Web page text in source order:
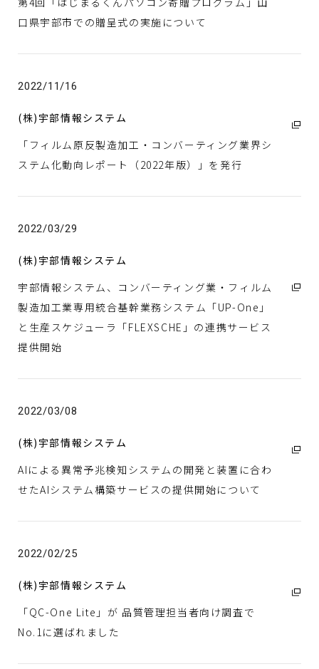
口県宇部市での贈呈式の実施について
2022/11/16
(株)宇部情報システム
「フィルム原反製造加工・コンバーティング業界シ
ステム化動向レポート（2022年版）」を発行
2022/03/29
(株)宇部情報システム
宇部情報システム、コンバーティング業・フィルム
製造加工業専用統合基幹業務システム「UP-One」
と生産スケジューラ「FLEXSCHE」の連携サービス
提供開始
2022/03/08
(株)宇部情報システム
AIによる異常予兆検知システムの開発と装置に合わ
せたAIシステム構築サービスの提供開始について
2022/02/25
(株)宇部情報システム
「QC-One Lite」が 品質管理担当者向け調査で
No.1に選ばれました